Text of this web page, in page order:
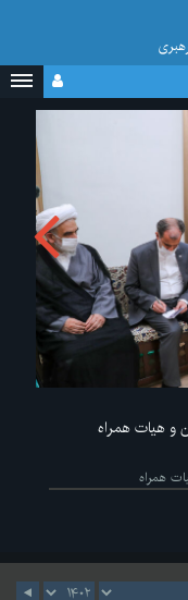
و هیات همراه
همراه